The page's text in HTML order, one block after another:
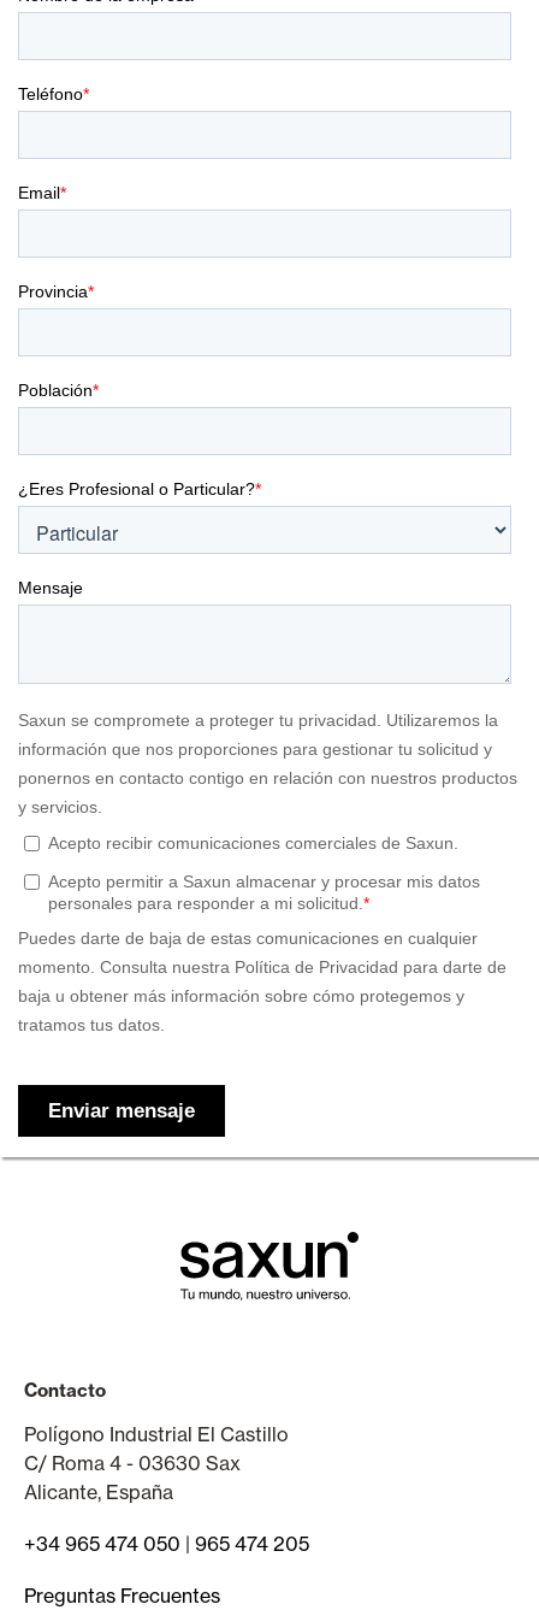
Contacto
Polígono Industrial El Castillo
C/ Roma 4 - 03630 Sax
Alicante, España
+34 965 474 050 | 965 474 205
Preguntas Frecuentes